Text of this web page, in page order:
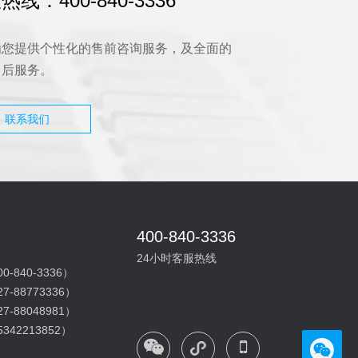
提供个性化的售前咨询服务，及全面的
服务。
联系我们
840-3336）
88773336）
88048981）
）
400-840-3336
24小时客服热线
